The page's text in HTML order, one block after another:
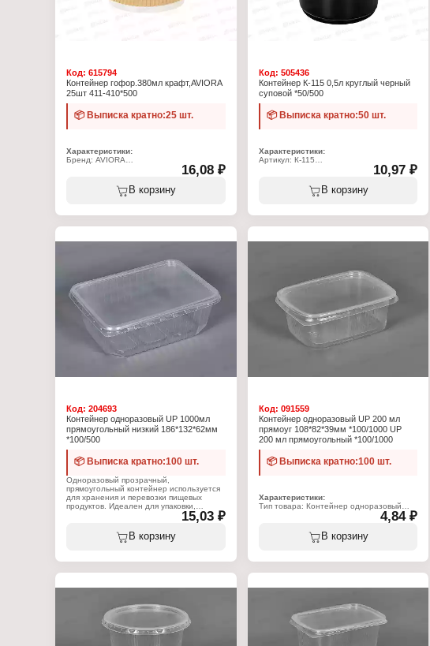
Код: 615794
Контейнер гофор.380мл крафт,AVIORA
25шт 411-410*500
📦 Выписка кратно:25 шт.
Характеристики:
Бренд: AVIORA
Тип товара: Контейнер пищевой
Вариация: одноразовый
Вид: гофрированный
Диаметр: 110 мм
Использование в СВЧ: да
16,08 ₽
В корзину
Код: 505436
Контейнер К-115 0,5л круглый черный
суповой *50/500
📦 Выписка кратно:50 шт.
Характеристики:
Артикул: К-115
Тип товара: Контейнер одноразовый
Назначение: суповой
Комплектация: с крышкой
10,97 ₽
В корзину
Код: 204693
Контейнер одноразовый UP 1000мл
прямоугольный низкий 186*132*62мм
*100/500
📦 Выписка кратно:100 шт.
Одноразовый прозрачный,
прямоугольный контейнер используется
для хранения и перевозки пищевых
продуктов. Идеален для упаковки,
доставки и разогрева вторых блюд,
также используется для фасовки
полуфабрикатов, салатов,
замороженных овощей. Используются в
Характеристики:
Объем: 1000 мл
Комплектация: с крышкой
15,03 ₽
В корзину
Код: 091559
Контейнер одноразовый UP 200 мл
прямоуг 108*82*39мм *100/1000 UP
200 мл прямоугольный *100/1000
📦 Выписка кратно:100 шт.
Характеристики:
Тип товара: Контейнер одноразовый
Размер: 108х82х39 мм
Комплектация: с крышкой
4,84 ₽
В корзину